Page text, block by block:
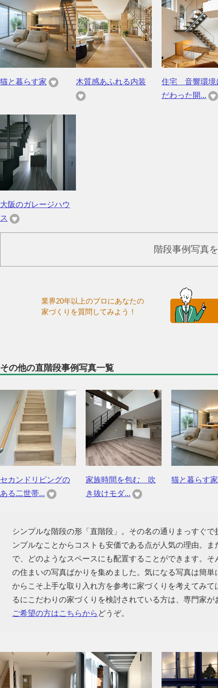
猫と暮らす家 木質感あふれる内装
住宅 音響環境
だわった開...
大阪のガレージハウ
ス
階段事例写真
業界20年以上のプロにあなたの
家づくりを質問してみよう！
その他の直階段事例写真一覧
セカンドリビングの
ある二世帯...
家族時間を包む 吹
き抜けモダ...
猫と暮らす家
シンプルな階段の形「直階段」。その名の通りまっすぐ
ンプルなことからコストも安価である点が人気の理由。
で、どのようなスペースにも配置することができます。
の住まいの写真ばかりを集めました。気になる写真は簡
からこそ上手な取り入れ方を参考に家づくりを考えてみ
るにこだわりの家づくりを検討されている方は、専門家
ご希望の方はこちらから どうぞ。